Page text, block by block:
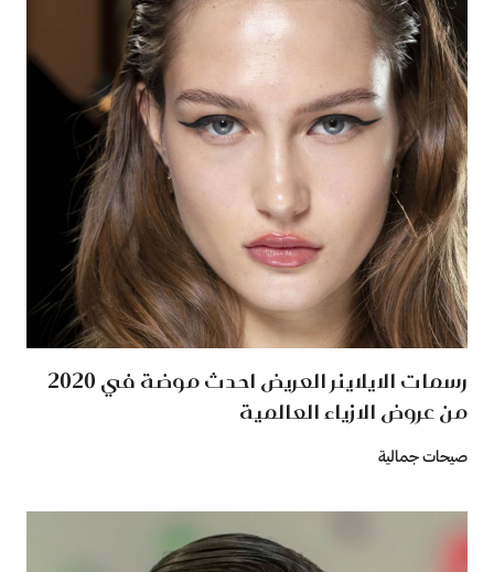
رسمات الايلاينر العريض احدث موضة في 2020
من عروض الازياء العالمية
صيحات جمالية